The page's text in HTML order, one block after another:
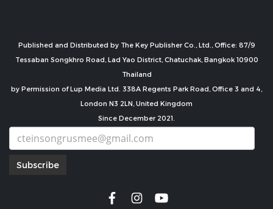
Published and Distributed by The Key Publisher Co., Ltd., Office: 87/9
Tessaban Songkhro Road, Lad Yao District, Chatuchak, Bangkok 10900
Thailand
by Permission of Lup Media Ltd. 338A Regents Park Road, Office 3 and 4,
London N3 2LN, United Kingdom
Since December 2021.
Subscribe